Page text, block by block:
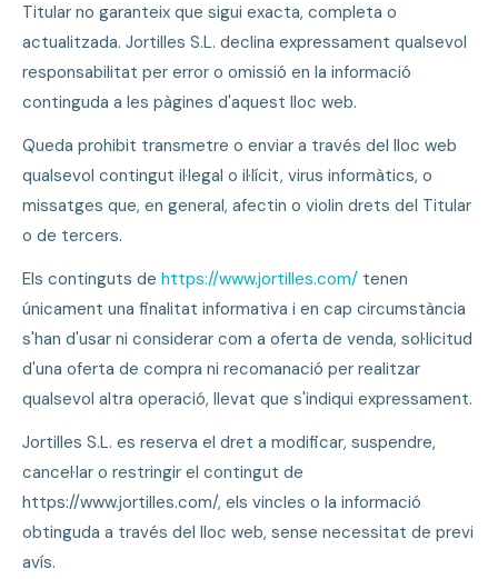
Titular no garanteix que sigui exacta, completa o
actualitzada. Jortilles S.L. declina expressament qualsevol
responsabilitat per error o omissió en la informació
continguda a les pàgines d'aquest lloc web.
Queda prohibit transmetre o enviar a través del lloc web
qualsevol contingut il·legal o il·lícit, virus informàtics, o
missatges que, en general, afectin o violin drets del Titular
o de tercers.
Els continguts de https://www.jortilles.com/ tenen
únicament una finalitat informativa i en cap circumstància
s'han d'usar ni considerar com a oferta de venda, sol·licitud
d'una oferta de compra ni recomanació per realitzar
qualsevol altra operació, llevat que s'indiqui expressament.
Jortilles S.L. es reserva el dret a modificar, suspendre,
cancel·lar o restringir el contingut de
https://www.jortilles.com/, els vincles o la informació
obtinguda a través del lloc web, sense necessitat de previ
avís.